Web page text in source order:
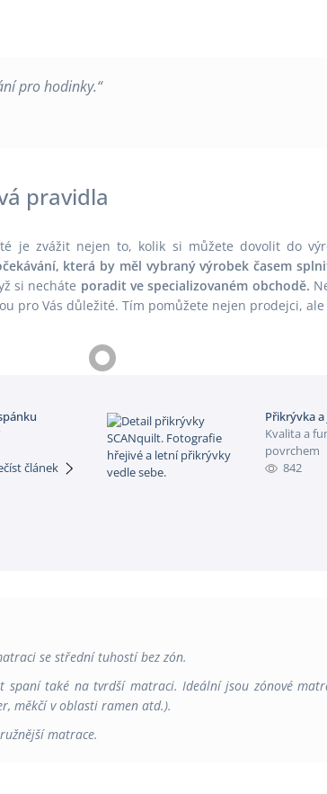
pro hodinky.“
pravidla
je zvážit nejen to, kolik si můžete dovolit do
která by měl vybraný výrobek časem
si necháte poradit ve specializovaném obchodě.
pro Vás důležité. Tím pomůžete nejen prodejci,
článek
Přikrývka
Kvalita a
povrchem
842
se střední tuhostí bez zón.
také na tvrdší matraci. Ideální jsou zónové
měkčí v oblasti ramen atd.).
matrace.